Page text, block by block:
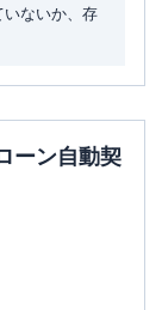
いないか、存
ーン自動契